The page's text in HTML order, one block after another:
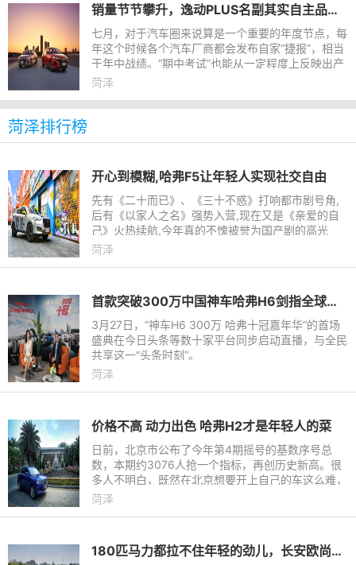
销量节节攀升，逸动PLUS名副其实自主品牌家轿销量王
七月，对于汽车圈来说算是一个重要的年度节点，每
年这个时候各个汽车厂商都会发布自家“捷报”，相当
于年中战绩。“期中考试”也能从一定程度上反映出产
品的综合实力以及消费者的认可度，有国民家轿之称
菏泽
菏泽排行榜
开心到模糊,哈弗F5让年轻人实现社交自由
先有《二十而已》、《三十不惑》打响都市剧号角,
后有《以家人之名》强势入营,现在又是《亲爱的自
己》火热续航,今年真的不愧被誉为国产剧的高光
年。纵观这些热播剧,我们不难发现它们都有一个相
菏泽
首款突破300万中国神车哈弗H6剑指全球之巅
3月27日，“神车H6 300万 哈弗十冠嘉年华”的首场
盛典在今日头条等数十家平台同步启动直播，与全民
共享这一“头条时刻”。
菏泽
价格不高 动力出色 哈弗H2才是年轻人的菜
日前，北京市公布了今年第4期摇号的基数序号总
数，本期约3076人抢一个指标，再创历史新高。很
多人不明白，既然在北京想要开上自己的车这么难，
为何还有这么多的人前赴后继？答案就在于汽车给生
菏泽
180匹马力都拉不住年轻的劲儿，长安欧尚X5运动实力爆表